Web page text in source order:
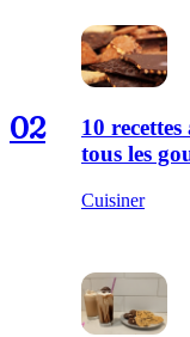
02
10
tous les
Cuisiner